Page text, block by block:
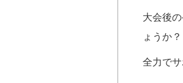
大会後
ょうか？
全力で